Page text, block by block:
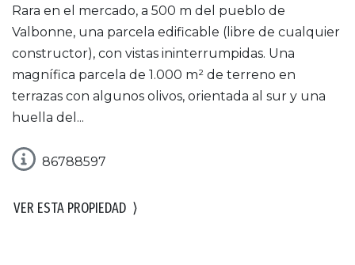
Rara en el mercado, a 500 m del pueblo de
Valbonne, una parcela edificable (libre de cualquier
constructor), con vistas ininterrumpidas. Una
magnífica parcela de 1.000 m² de terreno en
terrazas con algunos olivos, orientada al sur y una
huella del...
86788597
VER ESTA PROPIEDAD ⟩